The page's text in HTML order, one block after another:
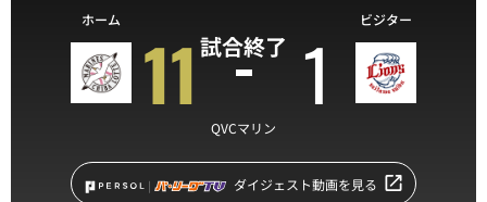
試合終了
ホーム
11 1
ビジター
QVCマリン
ダイジェスト動画を見る